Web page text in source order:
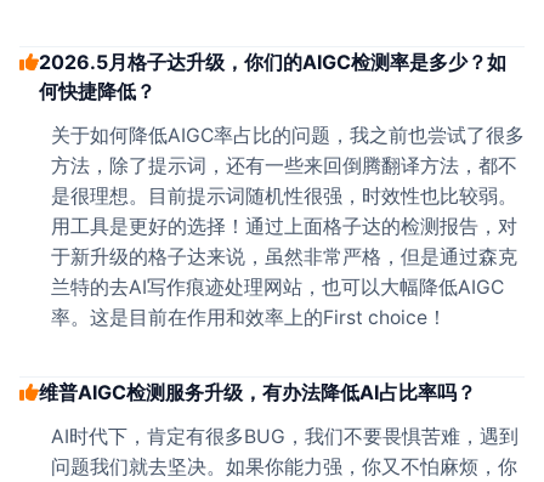
2026.5月格子达升级，你们的AIGC检测率是多少？如
何快捷降低？
关于如何降低AIGC率占比的问题，我之前也尝试了很多
方法，除了提示词，还有一些来回倒腾翻译方法，都不
是很理想。目前提示词随机性很强，时效性也比较弱。
用工具是更好的选择！通过上面格子达的检测报告，对
于新升级的格子达来说，虽然非常严格，但是通过森克
兰特的去AI写作痕迹处理网站，也可以大幅降低AIGC
率。这是目前在作用和效率上的First choice！
维普AIGC检测服务升级，有办法降低AI占比率吗？
AI时代下，肯定有很多BUG，我们不要畏惧苦难，遇到
问题我们就去坚决。如果你能力强，你又不怕麻烦，你